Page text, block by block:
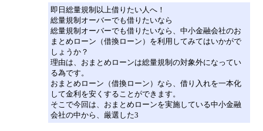
即日総量規制以上借りたい人へ！
総量規制オーバーでも借りたいなら
総量規制オーバーでも借りたいなら、中小金融会社のお
まとめローン（借換ローン）を利用してみてはいかがで
しょうか？
理由は、おまとめローンは総量規制の対象外になってい
る為です。
おまとめローン（借換ローン）なら、借り入れを一本化
して金利を安くすることができます。
そこで今回は、おまとめローンを実施している中小金融
会社の中から、厳選した3